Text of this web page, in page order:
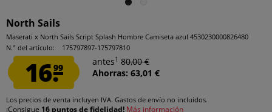
North Sails
Maserati x North Sails Script Splash Hombre Camiseta azul 4530230000826480
N.° del artículo:
175797897-175797810
16.99
antes1 80,00 €
Ahorras: 63,01 €
Los precios de venta incluyen IVA. Gastos de envío no incluidos.
¡Consigue 16 puntos de fidelidad! Más información